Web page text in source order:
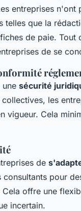
entreprises n'ont
telles que la
de paie.
de se
une sécurité
les
vigueur. Cela
de
pour
offre une
incertain.